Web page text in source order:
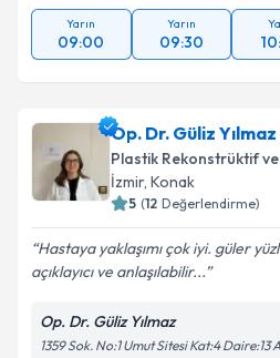
Yarın
09:00
Yarın
09:30
Op. Dr. Güliz Yılmaz
Plastik Rekonstrüktif
İzmir, Konak
5 (12 Değerlendirme)
Hastaya yaklaşımı çok iyi. güler
açıklayıcı ve anlaşılabilir...
Op. Dr. Güliz Yılmaz
1359 Sok. No:1 Umut Sitesi Kat:4